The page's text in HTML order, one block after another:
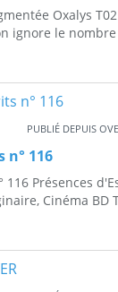
Oxalys
ignore le
PUBLIÉ DEPUIS
n° 116
116 Présences
Cinéma BD